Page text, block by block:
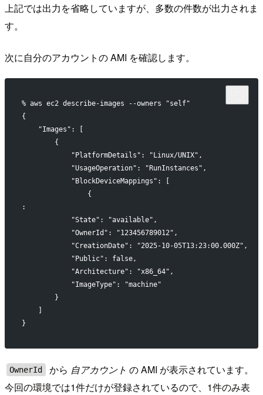
上記では出力を省略していますが、多数の件数が出力されま
す。
次に自分のアカウントの AMI を確認します。
% aws ec2 describe-images --owners "self"
{
    "Images": [
        {
            "PlatformDetails": "Linux/UNIX",
            "UsageOperation": "RunInstances",
            "BlockDeviceMappings": [
                {
:
            "State": "available",
            "OwnerId": "123456789012",
            "CreationDate": "2025-10-05T13:23:00.000Z",
            "Public": false,
            "Architecture": "x86_64",
            "ImageType": "machine"
        }
}
OwnerId から 自アカウント の AMI が表示されています。
今回の環境では1件だけが登録されているので、1件のみ表